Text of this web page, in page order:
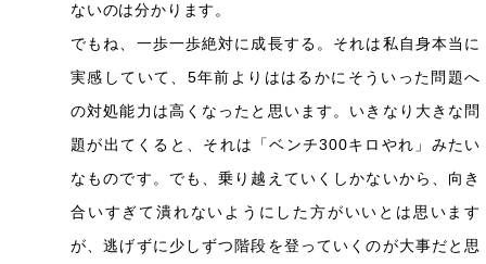
ないのは分かります。
でもね、一歩一歩絶対に成長する。それは私自身本当に
実感していて、5年前よりははるかにそういった問題へ
の対処能力は高くなったと思います。いきなり大きな問
題が出てくると、それは「ベンチ300キロやれ」みたい
なものです。でも、乗り越えていくしかないから、向き
合いすぎて潰れないようにした方がいいとは思います
が、逃げずに少しずつ階段を登っていくのが大事だと思